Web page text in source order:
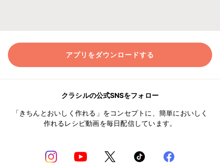
アプリをダウンロードする
クラシルの公式SNSをフォロー
「きちんとおいしく作れる」をコンセプトに、簡単においしく
作れるレシピ動画を毎日配信しています。